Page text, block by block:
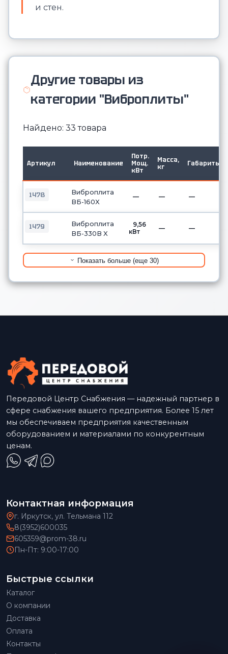
и стен.
Другие товары из
категории "Виброплиты"
Найдено: 33 товара
Артикул Наименование
Потр.
Мощ.
кВт
Масса,
кг
Габариты
1478
Виброплита
ВБ-160X
— — —
1479
Виброплита
ВБ-330В X
9,56
кВт
— —
Показать больше (еще 30)
Передовой Центр Снабжения — надежный партнер в
сфере снабжения вашего предприятия. Более 15 лет
мы обеспечиваем предприятия качественным
оборудованием и материалами по конкурентным
ценам.
Контактная информация
г. Иркутск, ул. Тельмана 112
8(3952)600035
605359@prom-38.ru
Пн-Пт: 9:00-17:00
Быстрые ссылки
Каталог
О компании
Доставка
Оплата
Контакты